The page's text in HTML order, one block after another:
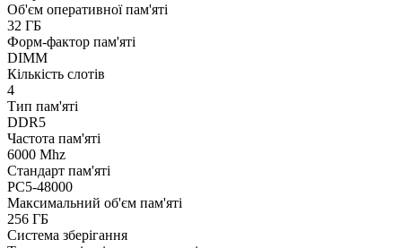
Об'єм оперативної пам'яті
32 ГБ
Форм-фактор пам'яті
DIMM
Кількість слотів
4
Тип пам'яті
DDR5
Частота пам'яті
6000 Mhz
Стандарт пам'яті
PC5-48000
Максимальний об'єм пам'яті
256 ГБ
Система зберігання